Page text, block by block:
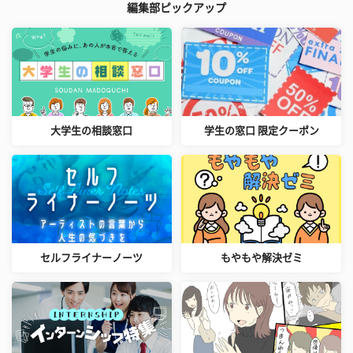
編集部ピックアップ
大学生の相談窓口 学生の窓口 限定クーポン
セルフライナーノーツ もやもや解決ゼミ